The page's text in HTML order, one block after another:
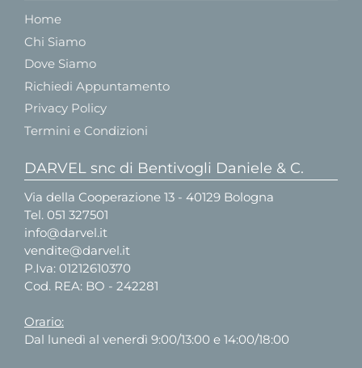
Home
Chi Siamo
Dove Siamo
Richiedi Appuntamento
Privacy Policy
Termini e Condizioni
DARVEL snc di Bentivogli Daniele & C.
Via della Cooperazione 13 - 40129 Bologna
Tel. 051 327501
info@darvel.it
vendite@darvel.it
P.Iva: 01212610370
Cod. REA: BO - 242281
Orario:
Dal lunedì al venerdì 9:00/13:00 e 14:00/18:00